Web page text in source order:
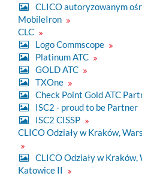
CLICO autoryzowanym
MobileIron
CLC
Logo Commscope
Platinum ATC
GOLD ATC
TXOne
Check Point Gold ATC
ISC2 - proud to be Partner
ISC2 CISSP
CLICO Odziały w Kraków,
CLICO Odziały w Kraków,
Katowice II